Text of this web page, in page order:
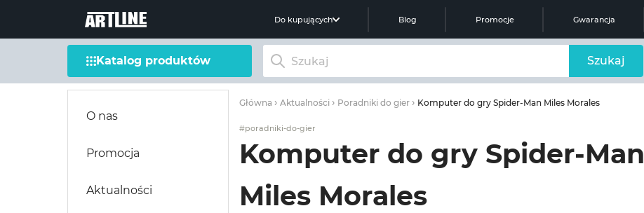
Do kupujących Blog Promocje Gwarancja
Katalog produktów Szukaj
O nas
Promocja
Aktualności
Główna Aktualności Poradniki do gier Komputer do gry Spider-Man Miles Morales
#poradniki-do-gier
Komputer do gry Spider-Man
Miles Morales